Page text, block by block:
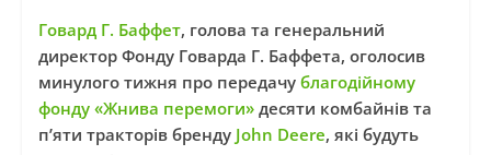
Говард Г. Баффет, голова та генеральний
директор Фонду Говарда Г. Баффета, оголосив
минулого тижня про передачу благодійному
фонду «Жнива перемоги»десяти комбайнів та
п’яти тракторів бренду John Deere, які будуть